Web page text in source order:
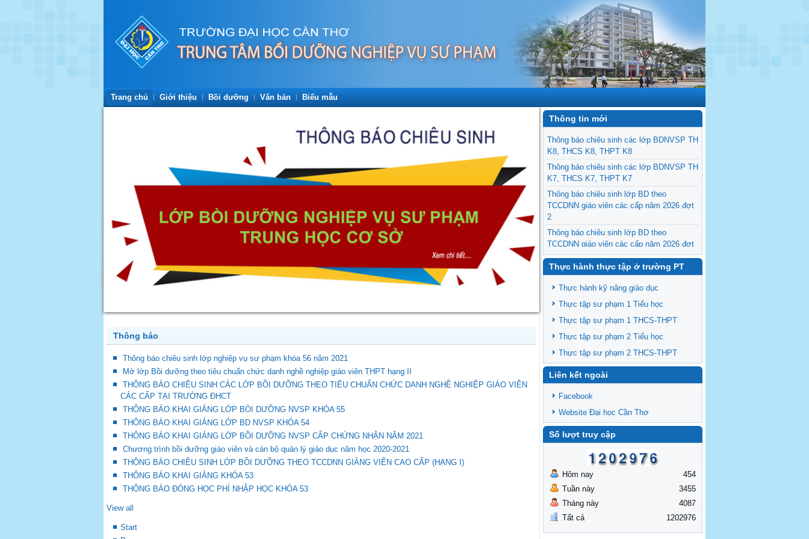
Trang chủ Giới thiệu Bồi dưỡng Văn bản Biểu mẫu
Thông báo
Thông báo chiêu sinh lớp nghiệp vụ sư phạm khóa 56 năm 2021
Mở lớp Bồi dưỡng theo tiêu chuẩn chức danh nghề nghiệp giáo viên THPT hạng II
THÔNG BÁO CHIÊU SINH CÁC LỚP BỒI DƯỠNG THEO TIÊU CHUẨN CHỨC DANH NGHỀ NGHIỆP GIÁO VIÊN
CÁC CẤP TẠI TRƯỜNG ĐHCT
THÔNG BÁO KHAI GIẢNG LỚP BÒI DƯỠNG NVSP KHÓA 55
THÔNG BÁO KHAI GIẢNG LỚP BD NVSP KHÓA 54
THÔNG BÁO KHAI GIẢNG LỚP BỒI DƯỠNG NVSP CẤP CHỨNG NHẬN NĂM 2021
Chương trình bồi dưỡng giáo viên và cán bộ quản lý giáo dục năm học 2020-2021
THÔNG BÁO CHIÊU SINH LỚP BỒI DƯỠNG THEO TCCDNN GIẢNG VIÊN CAO CẤP (HẠNG I)
THÔNG BÁO KHAI GIẢNG KHÓA 53
THÔNG BÁO ĐÓNG HỌC PHÍ NHẬP HỌC KHÓA 53
View all
Start
Thông tin mới
Thông báo chiêu sinh các lớp BDNVSP TH
K8, THCS K8, THPT K8
Thông báo chiêu sinh các lớp BDNVSP TH
K7, THCS K7, THPT K7
Thông báo chiêu sinh lớp BD theo
TCCDNN giáo viên các cấp năm 2026 đợt
2
Thông báo chiêu sinh lớp BD theo
TCCDNN giáo viên các cấp năm 2026 đợt
1
Thông báo chiêu sinh lớp BD theo
TCCDNN giảng viên đại học khóa 19
Thông báo chiêu sinh lớp BD theo
TCCDNN giáo viên các cấp năm 2025 đợt
Thông báo chiêu sinh các lớp BDNVSP TH
K6, THCS K6, THPT K6
Thông báo chiêu sinh lớp BD NVSP cấp
chứng nhận khóa 4 năm 2025
Thông báo chiêu sinh lớp BD NVSP dạy
nhận khóa 03
Thông báo tổng khai giảng các lớp
BDNVSP TH K5, THCS K5, THPT K5
Thực hành thực tập ở trường PT
Thực hành kỹ năng giáo dục
Thực tập sư phạm 1 Tiểu học
Thực tập sư phạm 1 THCS-THPT
Thực tập sư phạm 2 Tiểu học
Thực tập sư phạm 2 THCS-THPT
Liên kết ngoài
Facebook
Website Đại học Cần Thơ
Số lượt truy cập
Hôm nay
Tuần này
Tháng này
Tất cả
454
3455
4087
1202976